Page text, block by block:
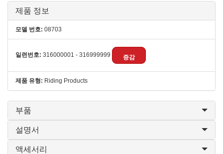
제품 정보
모델 번호: 08703
일련번호: 316000001 - 316999999 증감
제품 유형: Riding Products
부품
설명서
액세서리